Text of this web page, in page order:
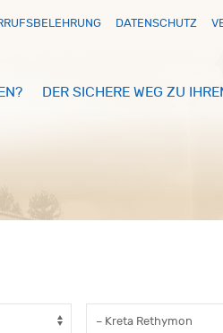
DATENSCHUTZ
DER SICHERE WEG ZU